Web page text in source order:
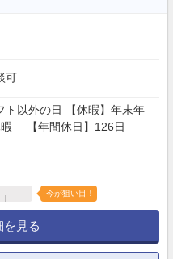
可
ト以外の日 【休暇】年末年
暇 【年間休日】126日
今が狙い目！
を見る